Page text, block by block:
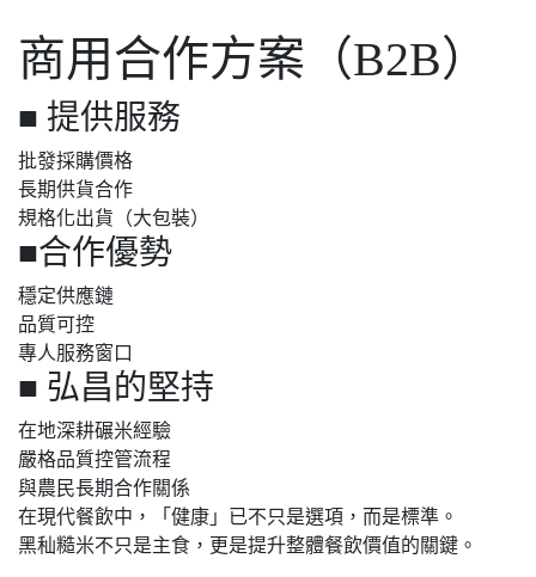
商用合作方案（B2B）
■ 提供服務
批發採購價格
長期供貨合作
規格化出貨（大包裝）
■合作優勢
穩定供應鏈
品質可控
專人服務窗口
■ 弘昌的堅持
在地深耕碾米經驗
嚴格品質控管流程
與農民長期合作關係
在現代餐飲中，「健康」已不只是選項，而是標準。
黑秈糙米不只是主食，更是提升整體餐飲價值的關鍵。